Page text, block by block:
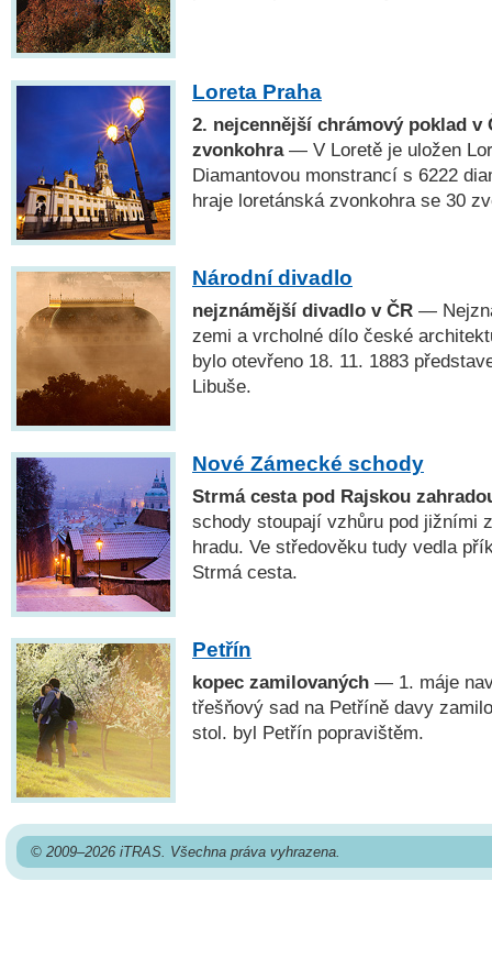
Loreta Praha
2. nejcennější chrámový poklad v
zvonkohra— V Loretě je uložen
Diamantovou monstrancí s 6222
hraje loretánská zvonkohra se 30
Národní divadlo
nejznámější divadlo v ČR —
zemi a vrcholné dílo české
bylo otevřeno 18. 11. 1883
Libuše.
Nové Zámecké schody
Strmá cesta pod Rajskou
schody stoupají vzhůru pod jižními
hradu. Ve středověku tudy vedla
Strmá cesta.
Petřín
kopec zamilovaných — 1. máje
třešňový sad na Petříně davy
stol. byl Petřín popravištěm.
© 2009–2026 iTRAS. Všechna práva vyhrazena.